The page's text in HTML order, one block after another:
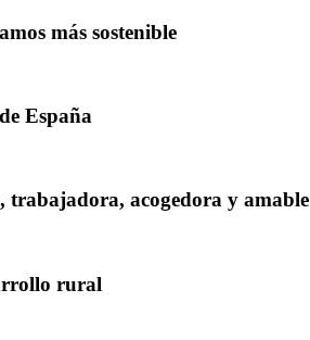
más sostenible
España
trabajadora, acogedora y amable
rural